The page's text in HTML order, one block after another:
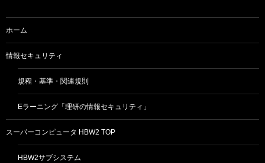
ホーム
情報セキュリティ
規程・基準・関連規則
Eラーニング「理研の情報セキュリティ」
スーパーコンピュータ HBW2 TOP
HBW2サブシステム